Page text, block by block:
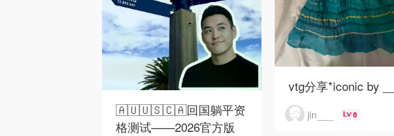
vtg分享*iconic by ___
jin___ 6
🇦🇺🇺🇸🇨🇦回国躺平资
格测试——2026官方版